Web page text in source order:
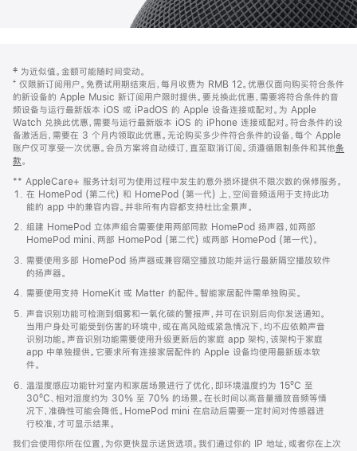
页
页
脚
注
‡ 为近似值。金额可能随时间变动。
⁺ 仅限新订阅用户。免费试用期结束后，每月收费为 RMB 12。优惠仅面向购买符合条件
的新设备的 Apple Music 新订阅用户限时提供。要兑换此优惠，需要将符合条件的音
频设备与运行最新版本 iOS 或 iPadOS 的 Apple 设备连接或配对。为 Apple
Watch 兑换此优惠，需要与运行最新版本 iOS 的 iPhone 连接或配对。符合条件的设
备激活后，需要在 3 个月内领取此优惠。无论购买多少件符合条件的设备，每个 Apple
账户仅可享受一次优惠。会员方案将自动续订，直至取消订阅。须遵循限制条件和其他条
款。
窗
口
中
打
开)
** AppleCare+ 服务计划可为使用过程中发生的意外损坏提供不限次数的保修服务。
在 HomePod (第二代) 和 HomePod (第一代) 上，空间音频适用于支持此功
能的 app 中的兼容内容。并非所有内容都支持杜比全景声。
组建 HomePod 立体声组合需要使用两部同款 HomePod 扬声器，如两部
HomePod mini、两部 HomePod (第二代) 或两部 HomePod (第一代)。
需要使用多部 HomePod 扬声器或兼容隔空播放功能并运行最新隔空播放软件
的扬声器。
需要使用支持 HomeKit 或 Matter 的配件。智能家居配件需单独购买。
声音识别功能可检测到烟雾和一氧化碳的警报声，并可在识别后向你发送通知。
当用户身处可能受到伤害的环境中，或在高风险或紧急情况下，均不应依赖声音
识别功能。声音识别功能需要使用升级更新后的家庭 app 架构，该架构于家庭
app 中单独提供。它要求所有连接家居配件的 Apple 设备均使用最新版本软
件。
温湿度感应功能针对室内和家居场景进行了优化，即环境温度约为 15ºC 至
30ºC、相对湿度约为 30% 至 70% 的场景。在长时间以高音量播放音频等情
况下，准确性可能会降低。HomePod mini 在启动后需要一定时间对传感器进
行校准，才可显示结果。
我们会使用你所在位置，为你更快显示送货选项。我们通过你的 IP 地址，或者你在上次